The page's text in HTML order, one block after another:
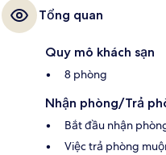
Tổng quan
Quy mô khách sạn
8 phòng
Nhận phòng/Trả
Bắt đầu nhận
Việc trả phòng